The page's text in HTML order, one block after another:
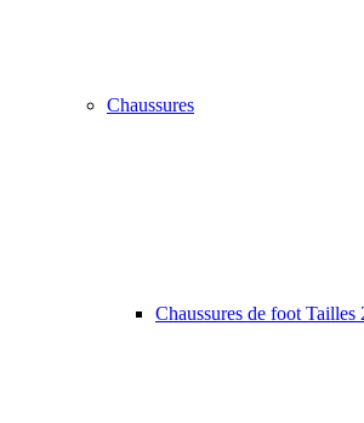
Chaussures
Chaussures de foot Tailles